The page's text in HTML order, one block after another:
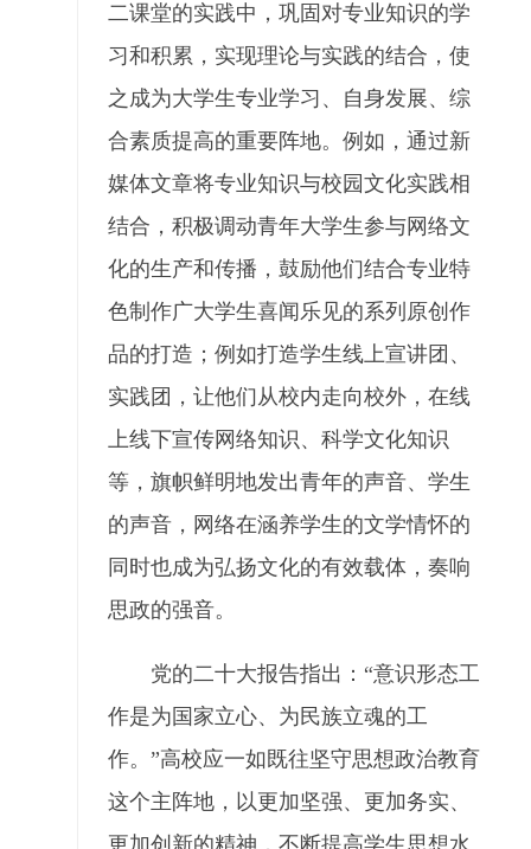
二课堂的实践中，巩固对专业知识的学
习和积累，实现理论与实践的结合，使
之成为大学生专业学习、自身发展、综
合素质提高的重要阵地。例如，通过新
媒体文章将专业知识与校园文化实践相
结合，积极调动青年大学生参与网络文
化的生产和传播，鼓励他们结合专业特
色制作广大学生喜闻乐见的系列原创作
品的打造；例如打造学生线上宣讲团、
实践团，让他们从校内走向校外，在线
上线下宣传网络知识、科学文化知识
等，旗帜鲜明地发出青年的声音、学生
的声音，网络在涵养学生的文学情怀的
同时也成为弘扬文化的有效载体，奏响
思政的强音。
党的二十大报告指出：“意识形态工
作是为国家立心、为民族立魂的工
作。”高校应一如既往坚守思想政治教育
这个主阵地，以更加坚强、更加务实、
更加创新的精神，不断提高学生思想水